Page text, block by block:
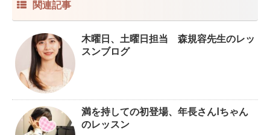
関連記事
木曜日、土曜日担当 森規容先生のレッ
スンブログ
満を持しての初登場、年長さんIちゃん
のレッスン